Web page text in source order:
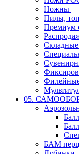
Ножны
Пилы,
Премиум
Складные
05.
БАМ